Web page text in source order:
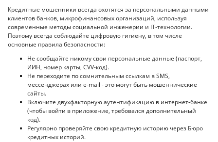
Кредитные мошенники всегда охотятся за персональными данными
клиентов банков, микрофинансовых организаций, используя
современные методы социальной инженерии и IT-технологии.
Поэтому всегда соблюдайте цифровую гигиену, в том числе
основные правила безопасности:
Не сообщайте никому свои персональные данные (паспорт,
ИИН, номер карты, CVV-код).
Не переходите по сомнительным ссылкам в SMS,
мессенджерах или e-mail - это могут быть мошеннические
сайты.
Включите двухфакторную аутентификацию в интернет-банке
(чтобы войти в приложение, требовался дополнительный
код).
Регулярно проверяйте свою кредитную историю через Бюро
кредитных историй.